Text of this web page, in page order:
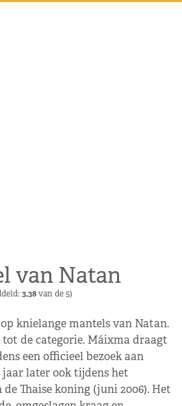
van Natan
3,38van de 5)
knielange mantels van Natan.
tot de categorie. Máixma draagt
een officieel bezoek aan
jaar later ook tijdens het
Thaise koning (juni 2006). Het